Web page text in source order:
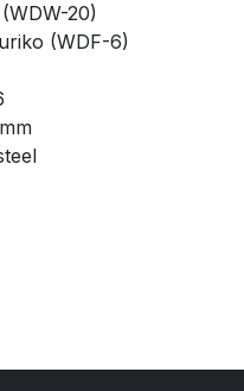
20)
(WDF-6)